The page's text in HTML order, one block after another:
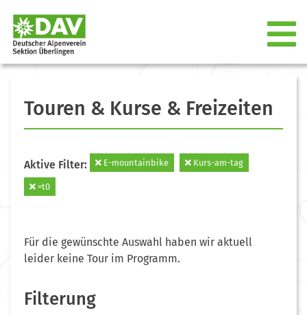
Touren & Kurse & Freizeiten
Aktive Filter: E-mountainbike Kurs-am-tag
=t0
Für die gewünschte Auswahl haben wir aktuell
leider keine Tour im Programm.
Filterung